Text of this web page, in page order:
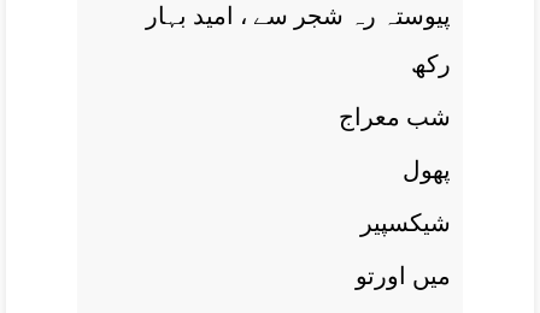
پيوستہ رہ شجر سے ، اميد بہار
رکھ
شب معراج
پھول
شيکسپير
ميں اورتو